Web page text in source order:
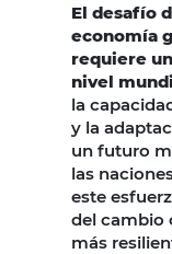
El desafío
economía
requiere
nivel
la
y la
un futuro
las
este
del cambio
más